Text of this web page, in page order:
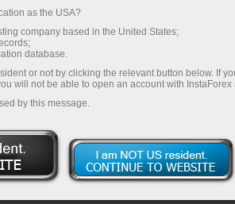
демо-рахунок
as the USA?
company based in the United States;
database.
or not by clicking the relevant button below. If
will not be able to open an account with InstaForex
by this message.